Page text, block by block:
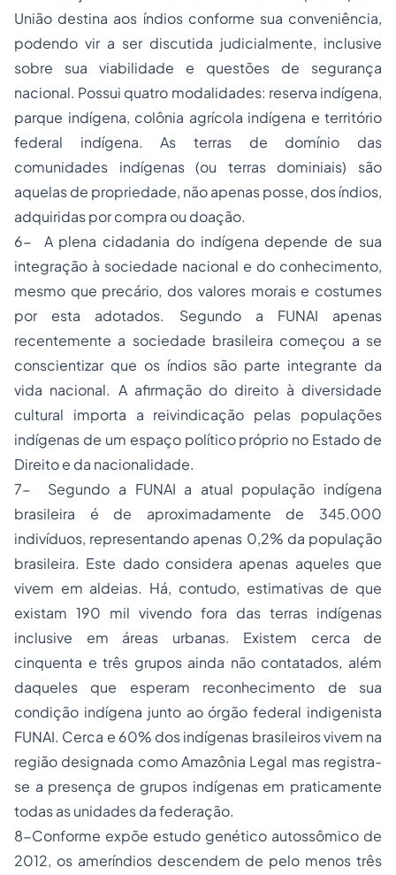
União destina aos índios conforme sua conveniência,
podendo vir a ser discutida judicialmente, inclusive
sobre sua viabilidade e questões de segurança
nacional. Possui quatro modalidades: reserva indígena,
parque indígena, colônia agrícola indígena e território
federal indígena. As terras de domínio das
comunidades indígenas (ou terras dominiais) são
aquelas de propriedade, não apenas posse, dos índios,
adquiridas por compra ou doação.
6- A plena cidadania do indígena depende de sua
integração à sociedade nacional e do conhecimento,
mesmo que precário, dos valores morais e costumes
por esta adotados. Segundo a FUNAI apenas
recentemente a sociedade brasileira começou a se
conscientizar que os índios são parte integrante da
vida nacional. A afirmação do direito à diversidade
cultural importa a reivindicação pelas populações
indígenas de um espaço político próprio no Estado de
Direito e da nacionalidade.
7- Segundo a FUNAI a atual população indígena
brasileira é de aproximadamente de 345.000
indivíduos, representando apenas 0,2% da população
brasileira. Este dado considera apenas aqueles que
vivem em aldeias. Há, contudo, estimativas de que
existam 190 mil vivendo fora das terras indígenas
inclusive em áreas urbanas. Existem cerca de
cinquenta e três grupos ainda não contatados, além
daqueles que esperam reconhecimento de sua
condição indígena junto ao órgão federal indigenista
FUNAI. Cerca e 60% dos indígenas brasileiros vivem na
região designada como Amazônia Legal mas registra-
se a presença de grupos indígenas em praticamente
todas as unidades da federação.
8-Conforme expõe estudo genético autossômico de
2012, os ameríndios descendem de pelo menos três